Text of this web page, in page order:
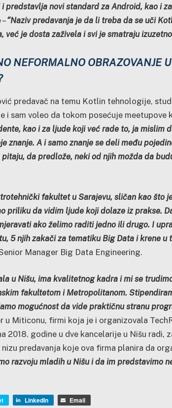
predstavlja novi standard za Android, kao i
“Naziv predavanja je da li treba da se uči
već je dosta zaživela i svi je smatraju
NEFORMALNO OBRAZOVANJE
predavač na temu Kotlin tehnologije,
i sam voleo da tokom posećuje meetupove
kao i za ljude koji već rade to, ja mislim
znanje. A i samo znanje se deli među
da predlože, neki od njih možda da
fakultet u Sarajevu, sličan kao što
priliku da vidim ljude koji dolaze iz prakse.
ako želimo raditi jedno ili drugo. I
5 njih zakači za tematiku Big Data i krene u
Manager Big Data Engineering.
u Nišu, ima kvalitetnog kadra i mi se
fakultetom i Metropolitanom.
mogućnost da vide praktičnu stranu
u Miticonu, firmi koja je i organizovala
2018. godine u dve kancelarije u Nišu radi,
predavanja koje ova firma planira da
razvoju mladih u Nišu i da im predstavimo
LinkedIn Email